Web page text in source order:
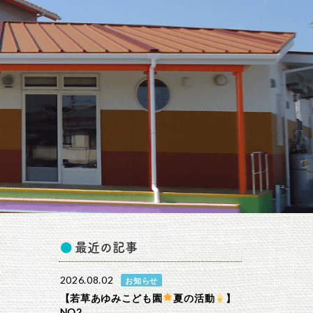
最近の記事
2026.08.02 お知らせ
【若草あゆみこども園 夏の活動
】